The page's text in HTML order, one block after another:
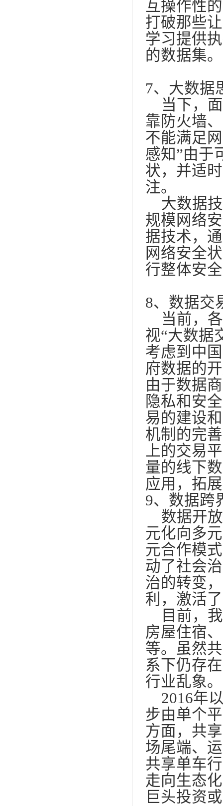
互操作性
打破那些
学习提供
的数据集。
7、大数据
当下，面
靠防火墙
不能满足
感知”由于
状，并适
注。
大数据技
规模网络
据技术，
网络安全
行整体安
8、数据交
当前，各
视“大数据
考虑到中国
府数据的
由于数据
隐私和安
易的建设
机制的完
上的交易
量的线下
应用，拓
9、数据跨
数据开放
元化向多
元合作模
动了社会
治的转变
利，激活
目前，我
房屋住宿
等。虽然
系下仍存
行业乱象。
2016年
步由单个
方面，共
场尾端、
共享单车
走向生态
巨头投资